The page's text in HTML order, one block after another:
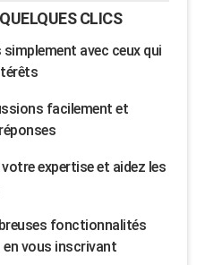
CLICS
avec ceux qui
facilement et
expertise et aidez les
fonctionnalités
vous inscrivant